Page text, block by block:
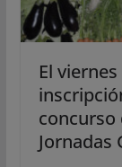
El
concurso
Jornadas